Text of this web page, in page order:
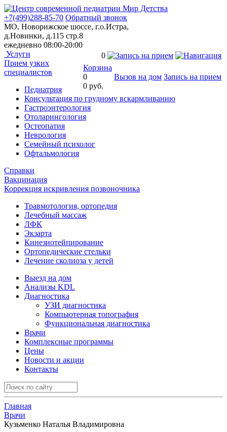
+7(499)288-85-70 Обратный звонок
МО, Новорижское шоссе, г.о.Истра,
д.Новинки, д.115 стр.8
ежедневно 08:00-20:00
0
Корзина
0
0 руб.
Вызов на дом Запись на прием
Услуги
Прием узких
специалистов
Педиатрия
Консультация по грудному вскармливанию
Гастроэнтерология
Отоларингология
Остеопатия
Неврология
Семейный психолог
Офтальмология
Справки
Вакцинация
Коррекция искривления позвоночника
Травмотология, ортопедия
Лечебный массаж
ЛФК
Экзарта
Кинезиотейпирование
Ортопедические стельки
Лечение сколиоза у детей
Выезд на дом
Анализы KDL
Диагностика
УЗИ диагностика
Компьютерная топография
Функциональная диагностика
Врачи
Комплексные программы
Цены
Новости и акции
Контакты
Главная
Врачи
Кузьменко Наталья Владимировна